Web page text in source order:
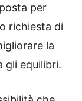
per
richiesta di
la
gli equilibri.